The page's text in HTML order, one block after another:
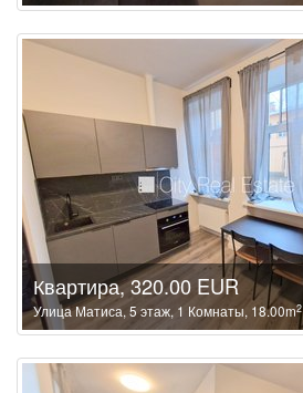
Квартира, 320.00 EUR
Улица Матиса, 5 этаж, 1 Комнаты, 18.00m2